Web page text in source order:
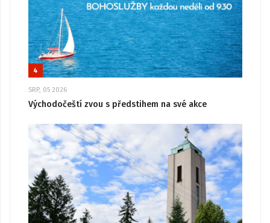
4
SRP, 05 2026
Východočeští zvou s předstihem na své akce